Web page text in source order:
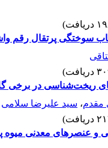
سوختگی پرتقال رقم
ریخت‌شناسی در
مقدم، سید علیرضا سلامی
و عنصرهای معدنی میوه